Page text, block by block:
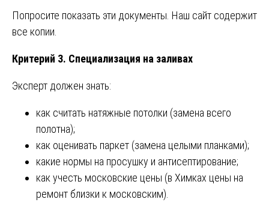
Попросите показать эти документы. Наш сайт содержит
все копии.
Критерий 3. Специализация на заливах
Эксперт должен знать:
как считать натяжные потолки (замена всего
полотна);
как оценивать паркет (замена целыми планками);
какие нормы на просушку и антисептирование;
как учесть московские цены (в Химках цены на
ремонт близки к московским).